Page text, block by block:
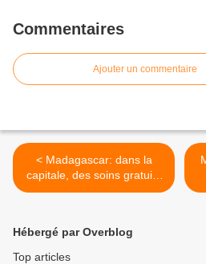
Commentaires
Ajouter un commentaire
< Madagascar: dans la
capitale, des soins gratuits
pendant trois jours
Hébergé par Overblog
Top articles